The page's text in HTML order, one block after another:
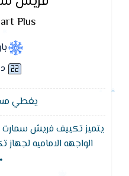
Plus
يغطي مساحة
الواجهه الاماميه
التحكم كما تظهر نوع